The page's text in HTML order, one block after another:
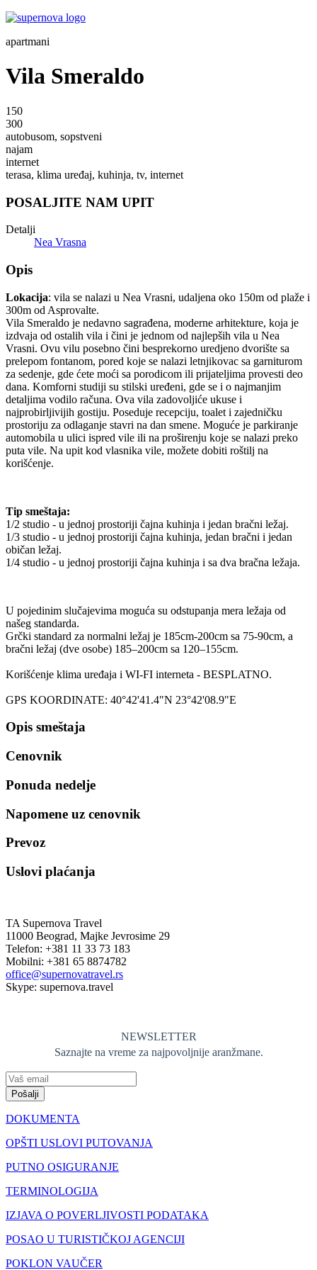
apartmani
Vila Smeraldo
150
300
autobusom, sopstveni
najam
internet
terasa, klima uređaj, kuhinja, tv, internet
POSALJITE NAM UPIT
Detalji
Nea Vrasna
Opis
Lokacija: vila se nalazi u Nea Vrasni, udaljena oko 150m od plaže i
300m od Asprovalte.
Vila Smeraldo je nedavno sagrađena, moderne arhitekture, koja je
izdvaja od ostalih vila i čini je jednom od najlepših vila u Nea
Vrasni. Ovu vilu posebno čini besprekorno uredjeno dvorište sa
prelepom fontanom, pored koje se nalazi letnjikovac sa garniturom
za sedenje, gde ćete moći sa porodicom ili prijateljima provesti deo
dana. Komforni studiji su stilski uređeni, gde se i o najmanjim
detaljima vodilo računa. Ova vila zadovoljiće ukuse i
najprobirljivijih gostiju. Poseduje recepciju, toalet i zajedničku
prostoriju za odlaganje stavri na dan smene. Moguće je parkiranje
automobila u ulici ispred vile ili na proširenju koje se nalazi preko
puta vile. Na upit kod vlasnika vile, možete dobiti roštilj na
korišćenje.
Tip smeštaja:
1/2 studio - u jednoj prostoriji čajna kuhinja i jedan bračni ležaj.
1/3 studio - u jednoj prostoriji čajna kuhinja, jedan bračni i jedan
običan ležaj.
1/4 studio - u jednoj prostoriji čajna kuhinja i sa dva bračna ležaja.
U pojedinim slučajevima moguća su odstupanja mera ležaja od
našeg standarda.
Grčki standard za normalni ležaj je 185cm-200cm sa 75-90cm, a
bračni ležaj (dve osobe) 185–200cm sa 120–155cm.
Korišćenje klima uređaja i WI-FI interneta - BESPLATNO.
GPS KOORDINATE: 40°42'41.4"N 23°42'08.9"E
Opis smeštaja
Cenovnik
Ponuda nedelje
Napomene uz cenovnik
Prevoz
Uslovi plaćanja
TA Supernova Travel
11000 Beograd, Majke Jevrosime 29
Telefon: +381 11 33 73 183
Mobilni: +381 65 8874782
office@supernovatravel.rs
Skype: supernova.travel
NEWSLETTER
Saznajte na vreme za najpovoljnije aranžmane.
Pošalji
DOKUMENTA
OPŠTI USLOVI PUTOVANJA
PUTNO OSIGURANJE
TERMINOLOGIJA
IZJAVA O POVERLJIVOSTI PODATAKA
POSAO U TURISTIČKOJ AGENCIJI
POKLON VAUČER